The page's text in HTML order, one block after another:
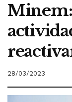
Minem:
28/03/2023